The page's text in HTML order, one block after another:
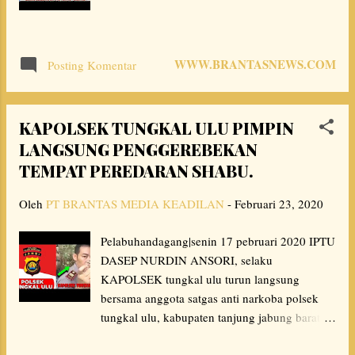
admaja telah dilaporkan di Mapolres rokan
sampai ke Pengadilan negeri pasir pengara...
Posting Komentar WWW.BRANTASNEWS.COM
KAPOLSEK TUNGKAL ULU PIMPIN
LANGSUNG PENGGEREBEKAN
TEMPAT PEREDARAN SHABU.
Oleh PT BRANTAS MEDIA KEADILAN - Februari 23, 2020
Pelabuhandagang|senin 17 pebruari 2020 IPTU
DASEP NURDIN ANSORI, selaku
KAPOLSEK tungkal ulu turun langsung
bersama anggota satgas anti narkoba polsek
tungkal ulu, kabupaten tanjung jabung barat,